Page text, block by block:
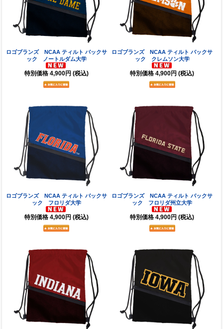
ロゴブランズ NCAA ティルト バックサ
ック ノートルダム大学
特別価格 4,900円 (税込)
ロゴブランズ NCAA ティルト バックサ
ック クレムソン大学
特別価格 4,900円 (税込)
ロゴブランズ NCAA ティルト バックサ
ック フロリダ大学
特別価格 4,900円 (税込)
ロゴブランズ NCAA ティルト バックサ
ック フロリダ州立大学
特別価格 4,900円 (税込)